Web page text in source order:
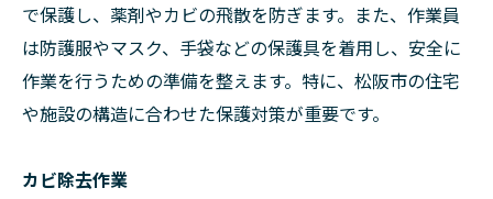
で保護し、薬剤やカビの飛散を防ぎます。また、作業員
は防護服やマスク、手袋などの保護具を着用し、安全に
作業を行うための準備を整えます。特に、松阪市の住宅
や施設の構造に合わせた保護対策が重要です。
カビ除去作業